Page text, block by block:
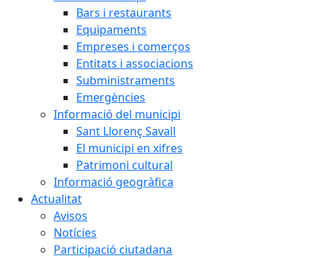
Bars i restaurants
Equipaments
Empreses i comerços
Entitats i associacions
Subministraments
Emergències
Informació del municipi
Sant Llorenç Savall
El municipi en xifres
Patrimoni cultural
Informació geogràfica
Actualitat
Avisos
Notícies
Participació ciutadana